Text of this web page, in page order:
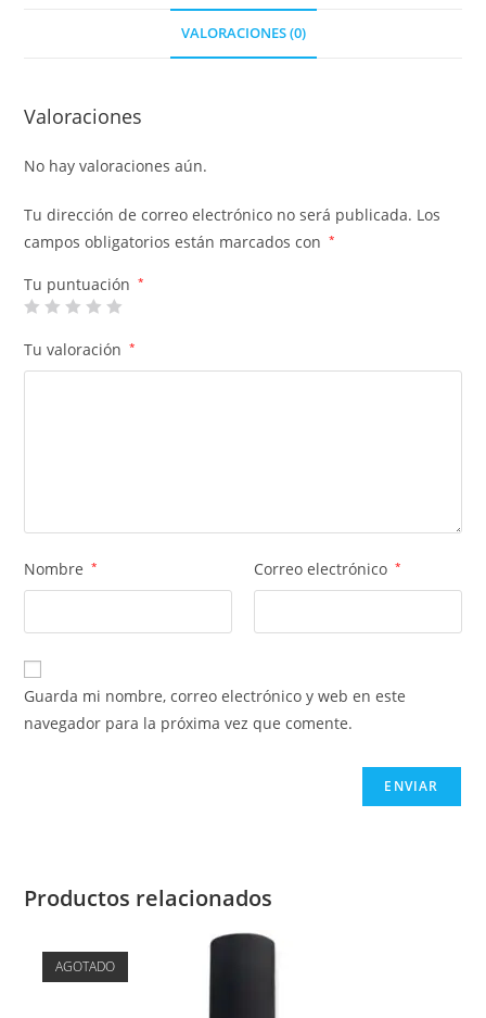
VALORACIONES (0)
Valoraciones
No hay valoraciones aún.
Tu dirección de correo electrónico no será publicada. Los
campos obligatorios están marcados con
*
Tu puntuación *
Tu valoración *
Nombre * Correo electrónico *
Guarda mi nombre, correo electrónico y web en este
navegador para la próxima vez que comente.
Productos relacionados
AGOTADO